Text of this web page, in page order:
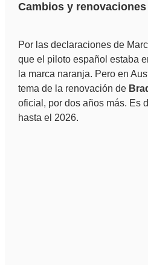
Cambios y renovaciones
Por las declaraciones de
que el piloto español estaba
la marca naranja. Pero en
tema de la renovación de
oficial, por dos años más. Es
hasta el 2026.